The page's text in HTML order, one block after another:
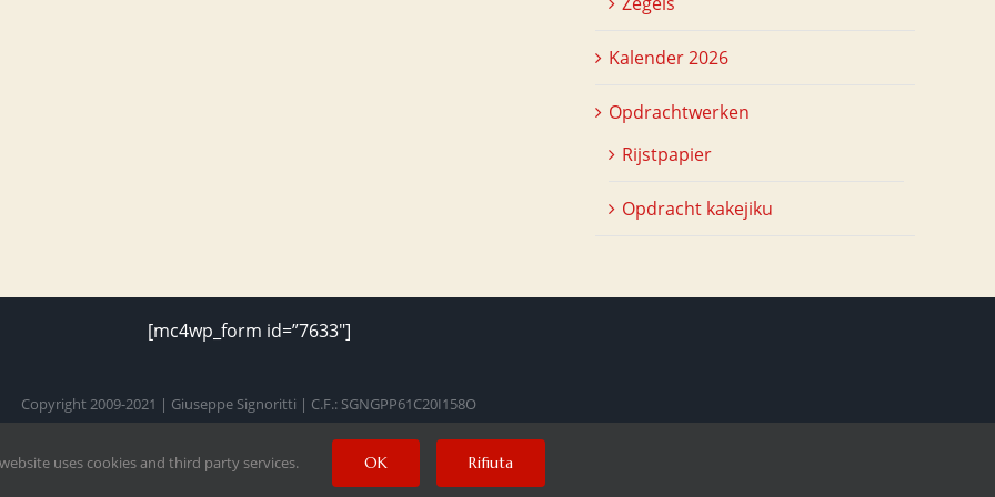
Kalender 2026
Opdrachtwerken
Rijstpapier
Opdracht kakejiku
[mc4wp_form id=”7633″]
Copyright 2009-2021 | Giuseppe Signoritti | C.F.: SGNGPP61C20I158O
Facebook
TwitterInstagram
PinterestYouTube
uses cookies and third party services. OK Rifiuta